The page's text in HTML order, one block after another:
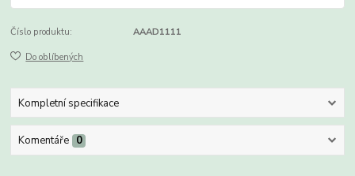
Číslo produktu: AAAD1111
Do oblíbených
Kompletní specifikace
Komentáře 0